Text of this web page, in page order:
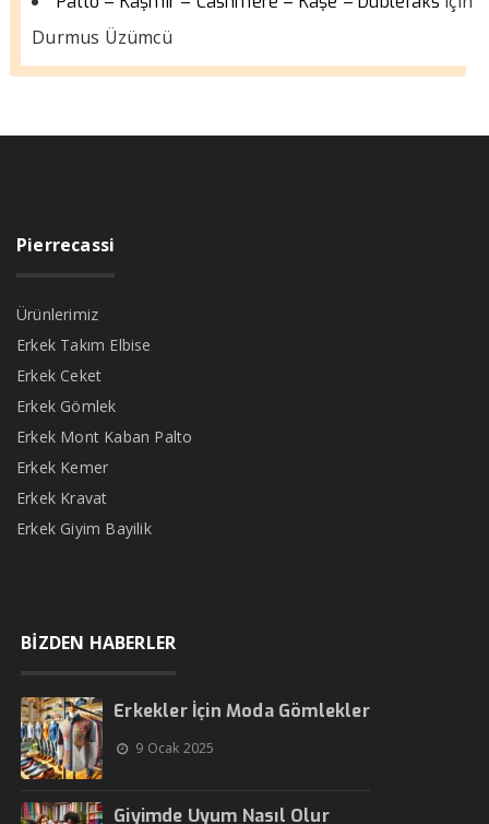
Durmus Üzümcü
Pierrecassi
Ürünlerimiz
Erkek Takım Elbise
Erkek Ceket
Erkek Gömlek
Erkek Mont Kaban Palto
Erkek Kemer
Erkek Kravat
Erkek Giyim Bayilik
BİZDEN HABERLER
Erkekler İçin Moda Gömlekler
9 Ocak 2025
Giyimde Uyum Nasıl Olur